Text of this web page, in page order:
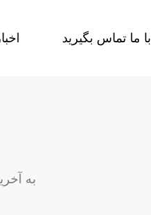
با ما تماس بگیرید
به